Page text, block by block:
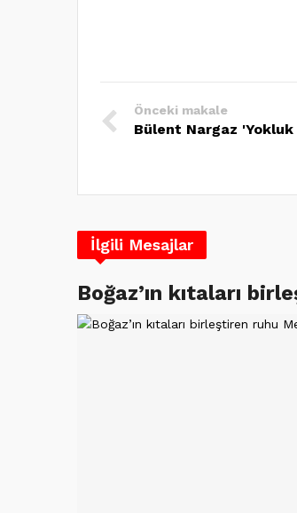
Önceki makale
Bülent Nargaz
İlgili Mesajlar
Boğaz’ın kıtaları